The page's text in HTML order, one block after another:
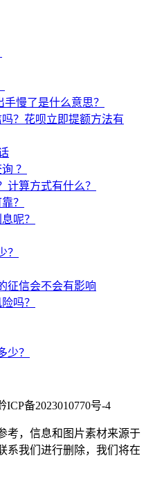
慢了是什么意思？
？花呗立即提额方法有
？
计算方式有什么？
？
呢？
？
征信会不会有影响
吗？
少？
备2023010770号-4
考，信息和图片素材来源于
系我们进行删除，我们将在